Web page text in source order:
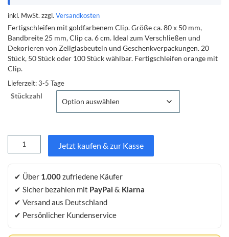
inkl. MwSt. zzgl. Versandkosten
Fertigschleifen mit goldfarbenem Clip. Größe ca. 80 x 50 mm,
Bandbreite 25 mm, Clip ca. 6 cm. Ideal zum Verschließen und
Dekorieren von Zellglasbeuteln und Geschenkverpackungen. 20
Stück, 50 Stück oder 100 Stück wählbar. Fertigschleifen orange mit
Clip.
Lieferzeit: 3-5 Tage
Stückzahl
orange
20-
100
Stück
Jetzt kaufen & zur Kasse
✔ Über 1.000zufriedene Käufer
✔ Sicher bezahlen mit PayPal & Klarna
✔ Versand aus Deutschland
✔ Persönlicher Kundenservice